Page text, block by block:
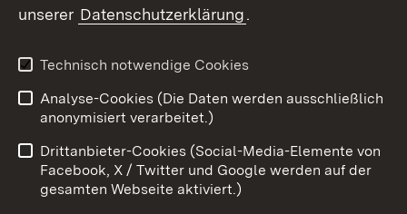
Youtube
Impressum
Kontakt
Barrierefreiheit
Datenschutz
Cookies
unserer Datenschutzerklärung.
Technisch notwendige Cookies
Analyse-Cookies (Die Daten werden ausschließlich
anonymisiert verarbeitet.)
Drittanbieter-Cookies (Social-Media-Elemente von
Facebook, X / Twitter und Google werden auf der
gesamten Webseite aktiviert.)